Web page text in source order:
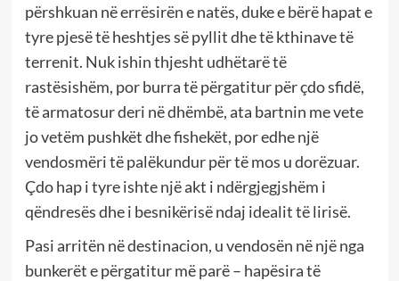
përshkuan në errësirën e natës, duke e bërë hapat e
tyre pjesë të heshtjes së pyllit dhe të kthinave të
terrenit. Nuk ishin thjesht udhëtarë të
rastësishëm, por burra të përgatitur për çdo sfidë,
të armatosur deri në dhëmbë, ata bartnin me vete
jo vetëm pushkët dhe fishekët, por edhe një
vendosmëri të palëkundur për të mos u dorëzuar.
Çdo hap i tyre ishte një akt i ndërgjegjshëm i
qëndresës dhe i besnikërisë ndaj idealit të lirisë.
Pasi arritën në destinacion, u vendosën në një nga
bunkerët e përgatitur më parë – hapësira të